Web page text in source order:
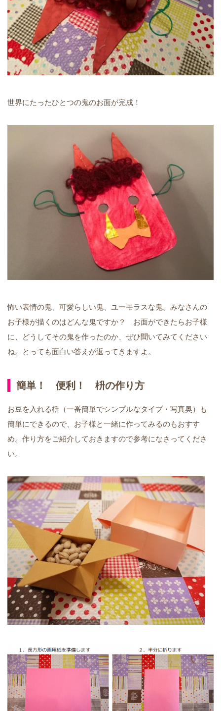
世界にたったひとつの鬼のお面が完成！
怖い表情の鬼、可愛らしい鬼、ユーモラスな鬼。みなさんの
お子様が描くのはどんな鬼ですか？ お面ができたらお子様
に、どうしてその鬼を作ったのか、ぜひ聞いてみてください
ね。とっても面白い答えが返ってきますよ。
簡単！ 便利！ 枡の作り方
お豆を入れる枡（一番簡単でシンプルなタイプ・写真奥）も
簡単にできるので、お子様と一緒に作ってみるのもおすす
め。作り方をご紹介しておきますので参考になさってくださ
い。